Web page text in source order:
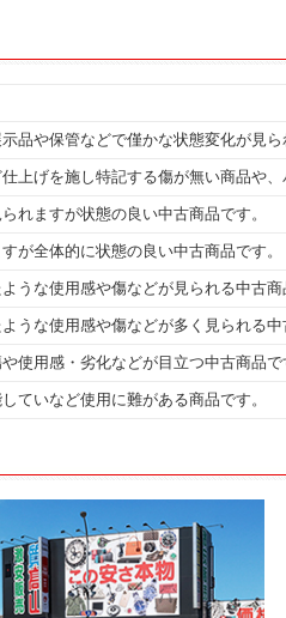
品や保管などで僅かな状態変化が見ら
上げを施し特記する傷が無い商品や、
れますが状態の良い中古商品です。
が全体的に状態の良い中古商品です。
うな使用感や傷などが見られる中古商
うな使用感や傷などが多く見られる中
使用感・劣化などが目立つ中古商品で
ていなど使用に難がある商品です。